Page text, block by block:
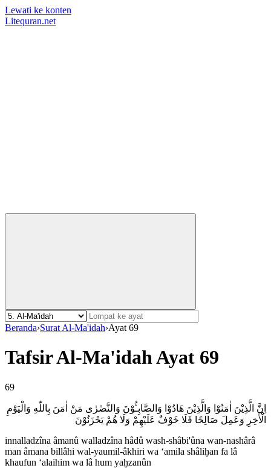
Lewati ke konten
Litequran.net
Beranda›Surat Al-Ma'idah›Ayat 69
Tafsir Al-Ma'idah Ayat 69
69
اِنَّ الَّذِيْنَ اٰمَنُوْا وَالَّذِيْنَ هَادُوْا وَالصَّابِـُٔوْنَ وَالنَّصٰرٰى مَنْ اٰمَنَ بِاللّٰهِ وَالْيَوْمِ
الْاٰخِرِ وَعَمِلَ صَالِحًا فَلَا خَوْفٌ عَلَيْهِمْ وَلَا هُمْ يَحْزَنُوْنَ
innalladzîna âmanû walladzîna hâdû wash-shâbi'ûna wan-nashârâ
man âmana billâhi wal-yaumil-âkhiri wa ‘amila shâliḫan fa lâ
khaufun ‘alaihim wa lâ hum yaḫzanûn